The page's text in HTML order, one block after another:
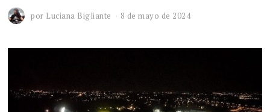
por Luciana Bigliante 8 de mayo de 2024